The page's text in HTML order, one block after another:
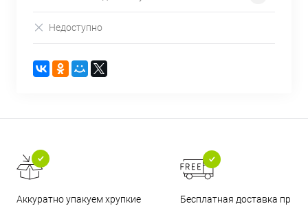
Недоступно
Аккуратно упакуем хрупкие
Бесплатная доставка при